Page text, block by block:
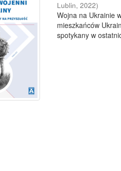
Lublin,2022)
Wojna na Ukrainie
mieszkańców
spotykany w